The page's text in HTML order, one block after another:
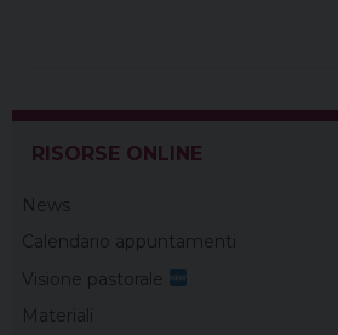
RISORSE ONLINE
News
Calendario appuntamenti
Visione pastorale
Materiali